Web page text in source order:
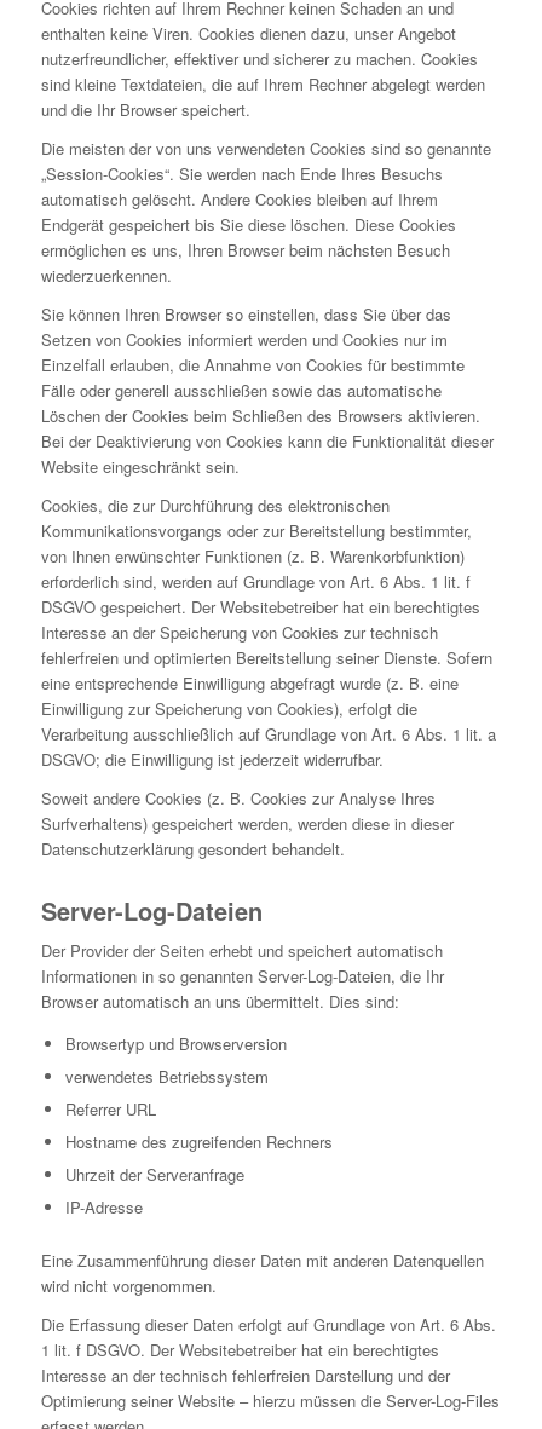
Cookies richten auf Ihrem Rechner keinen Schaden an und
enthalten keine Viren. Cookies dienen dazu, unser Angebot
nutzerfreundlicher, effektiver und sicherer zu machen. Cookies
sind kleine Textdateien, die auf Ihrem Rechner abgelegt werden
und die Ihr Browser speichert.
Die meisten der von uns verwendeten Cookies sind so genannte
„Session-Cookies“. Sie werden nach Ende Ihres Besuchs
automatisch gelöscht. Andere Cookies bleiben auf Ihrem
Endgerät gespeichert bis Sie diese löschen. Diese Cookies
ermöglichen es uns, Ihren Browser beim nächsten Besuch
wiederzuerkennen.
Sie können Ihren Browser so einstellen, dass Sie über das
Setzen von Cookies informiert werden und Cookies nur im
Einzelfall erlauben, die Annahme von Cookies für bestimmte
Fälle oder generell ausschließen sowie das automatische
Löschen der Cookies beim Schließen des Browsers aktivieren.
Bei der Deaktivierung von Cookies kann die Funktionalität dieser
Website eingeschränkt sein.
Cookies, die zur Durchführung des elektronischen
Kommunikationsvorgangs oder zur Bereitstellung bestimmter,
von Ihnen erwünschter Funktionen (z. B. Warenkorbfunktion)
erforderlich sind, werden auf Grundlage von Art. 6 Abs. 1 lit. f
DSGVO gespeichert. Der Websitebetreiber hat ein berechtigtes
Interesse an der Speicherung von Cookies zur technisch
fehlerfreien und optimierten Bereitstellung seiner Dienste. Sofern
eine entsprechende Einwilligung abgefragt wurde (z. B. eine
Einwilligung zur Speicherung von Cookies), erfolgt die
Verarbeitung ausschließlich auf Grundlage von Art. 6 Abs. 1 lit. a
DSGVO; die Einwilligung ist jederzeit widerrufbar.
Soweit andere Cookies (z. B. Cookies zur Analyse Ihres
Surfverhaltens) gespeichert werden, werden diese in dieser
Datenschutzerklärung gesondert behandelt.
Server-Log-Dateien
Der Provider der Seiten erhebt und speichert automatisch
Informationen in so genannten Server-Log-Dateien, die Ihr
Browser automatisch an uns übermittelt. Dies sind:
Browsertyp und Browserversion
verwendetes Betriebssystem
Referrer URL
Hostname des zugreifenden Rechners
Uhrzeit der Serveranfrage
IP-Adresse
Eine Zusammenführung dieser Daten mit anderen Datenquellen
wird nicht vorgenommen.
Die Erfassung dieser Daten erfolgt auf Grundlage von Art. 6 Abs.
1 lit. f DSGVO. Der Websitebetreiber hat ein berechtigtes
Interesse an der technisch fehlerfreien Darstellung und der
Optimierung seiner Website – hierzu müssen die Server-Log-Files